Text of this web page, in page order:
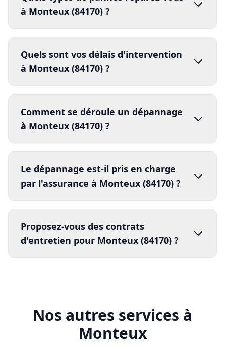
Serrureforcée
pièces de
rechange
jour même 48h
à Monteux (84170) ?
2.
3. réparation
4.
compte rendu détaillé
Le dépannage est-il pris en charge
par l'assurance à Monteux (84170) ?
dégâts climatiques
assurance
rapport d'intervention
facture détaillée
Proposez-vous des contrats
d'entretien pour Monteux (84170) ?
80% les risques de panne
Nos autres services à
Monteux